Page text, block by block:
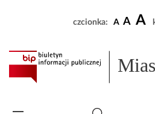
czcionka: A A A